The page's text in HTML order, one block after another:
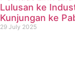
Lulusan ke
Kunjungan ke
29 July 2025